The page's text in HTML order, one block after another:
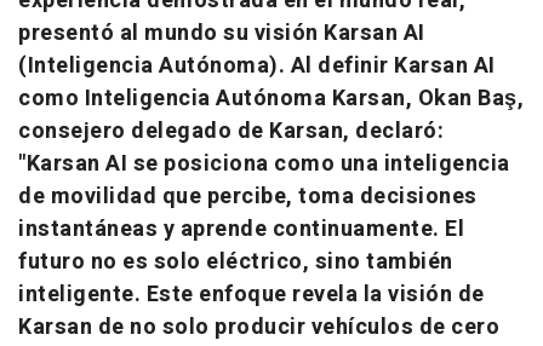
presentó al mundo su visión Karsan AI
(Inteligencia Autónoma). Al definir Karsan AI
como Inteligencia Autónoma Karsan, Okan Baş,
consejero delegado de Karsan, declaró:
"Karsan AI se posiciona como una inteligencia
de movilidad que percibe, toma decisiones
instantáneas y aprende continuamente. El
futuro no es solo eléctrico, sino también
inteligente. Este enfoque revela la visión de
Karsan de no solo producir vehículos de cero